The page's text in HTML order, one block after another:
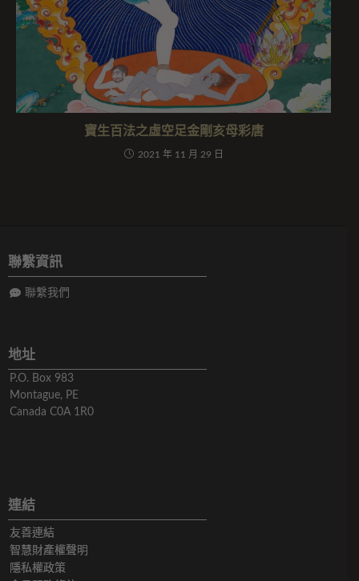
寶生百法之虛空足金剛亥母彩唐
2021 年 11 月 29 日
聯繫資訊
聯繫我們
地址
P.O. Box 983
Montague, PE
Canada C0A 1R0
連結
友善連結
智慧財產權聲明
隱私權政策